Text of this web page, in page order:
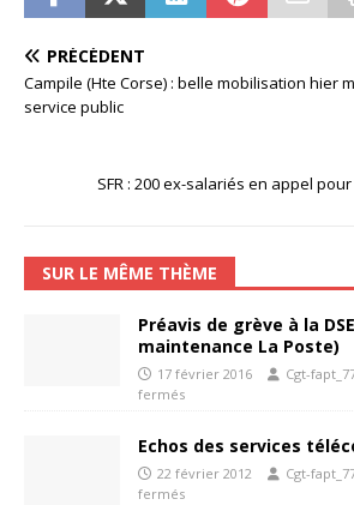
PRÉCÉDENT
Campile (Hte Corse) : belle mobilisation hier
service public
SFR : 200 ex-salariés en appel
SUR LE MÊME THÈME
Préavis de grève à la
maintenance La Poste)
17 février 2016 Cgt-
fermés
Echos des services
22 février 2012 Cgt-
fermés